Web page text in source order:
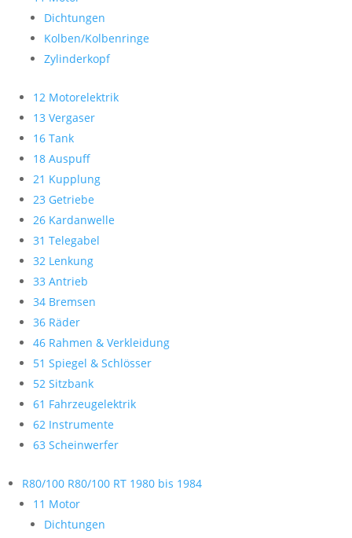
Dichtungen
Kolben/Kolbenringe
Zylinderkopf
12 Motorelektrik
13 Vergaser
16 Tank
18 Auspuff
21 Kupplung
23 Getriebe
26 Kardanwelle
31 Telegabel
32 Lenkung
33 Antrieb
34 Bremsen
36 Räder
46 Rahmen & Verkleidung
51 Spiegel & Schlösser
52 Sitzbank
61 Fahrzeugelektrik
62 Instrumente
63 Scheinwerfer
R80/100 R80/100 RT 1980 bis 1984
11 Motor
Dichtungen